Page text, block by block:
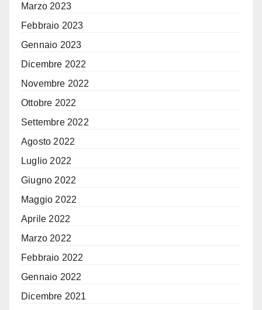
Marzo 2023
Febbraio 2023
Gennaio 2023
Dicembre 2022
Novembre 2022
Ottobre 2022
Settembre 2022
Agosto 2022
Luglio 2022
Giugno 2022
Maggio 2022
Aprile 2022
Marzo 2022
Febbraio 2022
Gennaio 2022
Dicembre 2021